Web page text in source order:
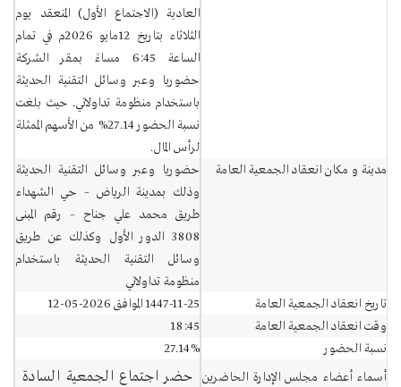
العادية (الاجتماع الأول) المنعقد يوم
الثلاثاء بتاريخ 12مايو 2026م في تمام
الساعة 6:45 مساءً بمقر الشركة
حضوريا وعبر وسائل التقنية الحديثة
باستخدام منظومة تداولاتي. حيث بلغت
نسبة الحضور 27.14% من الأسهم الممثلة
لرأس المال.
مدينة و مكان انعقاد الجمعية العامة
حضوريا وعبر وسائل التقنية الحديثة
وذلك بمدينة الرياض – حي الشهداء
طريق محمد علي جناح – رقم المبنى
3808 الدور الأول وكذلك عن طريق
وسائل التقنية الحديثة باستخدام
منظومة تداولاتي
تاريخ انعقاد الجمعية العامة
1447-11-25 الموافق 2026-05-12
وقت انعقاد الجمعية العامة
18:45
نسبة الحضور
27.14%
أسماء أعضاء مجلس الإدارة الحاضرين
حضر اجتماع الجمعية السادة